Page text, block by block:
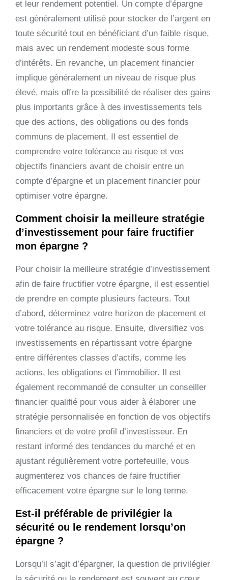
et leur rendement potentiel. Un compte d’épargne
est généralement utilisé pour stocker de l’argent en
toute sécurité tout en bénéficiant d’un faible risque,
mais avec un rendement modeste sous forme
d’intérêts. En revanche, un placement financier
implique généralement un niveau de risque plus
élevé, mais offre la possibilité de réaliser des gains
plus importants grâce à des investissements tels
que des actions, des obligations ou des fonds
communs de placement. Il est essentiel de
comprendre votre tolérance au risque et vos
objectifs financiers avant de choisir entre un
compte d’épargne et un placement financier pour
optimiser votre épargne.
Comment choisir la meilleure stratégie
d’investissement pour faire fructifier
mon épargne ?
Pour choisir la meilleure stratégie d’investissement
afin de faire fructifier votre épargne, il est essentiel
de prendre en compte plusieurs facteurs. Tout
d’abord, déterminez votre horizon de placement et
votre tolérance au risque. Ensuite, diversifiez vos
investissements en répartissant votre épargne
entre différentes classes d’actifs, comme les
actions, les obligations et l’immobilier. Il est
également recommandé de consulter un conseiller
financier qualifié pour vous aider à élaborer une
stratégie personnalisée en fonction de vos objectifs
financiers et de votre profil d’investisseur. En
restant informé des tendances du marché et en
ajustant régulièrement votre portefeuille, vous
augmenterez vos chances de faire fructifier
efficacement votre épargne sur le long terme.
Est-il préférable de privilégier la
sécurité ou le rendement lorsqu’on
épargne ?
Lorsqu’il s’agit d’épargner, la question de privilégier